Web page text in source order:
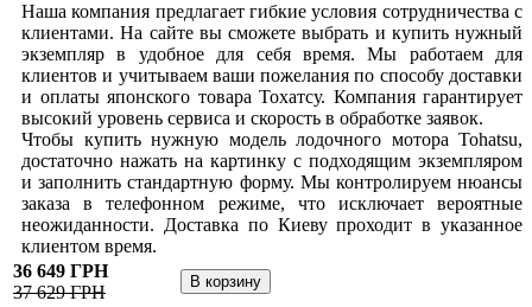
Наша компания предлагает гибкие условия сотрудничества с
клиентами. На сайте вы сможете выбрать и купить нужный
экземпляр в удобное для себя время. Мы работаем для
клиентов и учитываем ваши пожелания по способу доставки
и оплаты японского товара Тохатсу. Компания гарантирует
высокий уровень сервиса и скорость в обработке заявок.
Чтобы купить нужную модель лодочного мотора Tohatsu,
достаточно нажать на картинку с подходящим экземпляром
и заполнить стандартную форму. Мы контролируем нюансы
заказа в телефонном режиме, что исключает вероятные
неожиданности. Доставка по Киеву проходит в указанное
клиентом время.
36 649 ГРН
37 629 ГРН